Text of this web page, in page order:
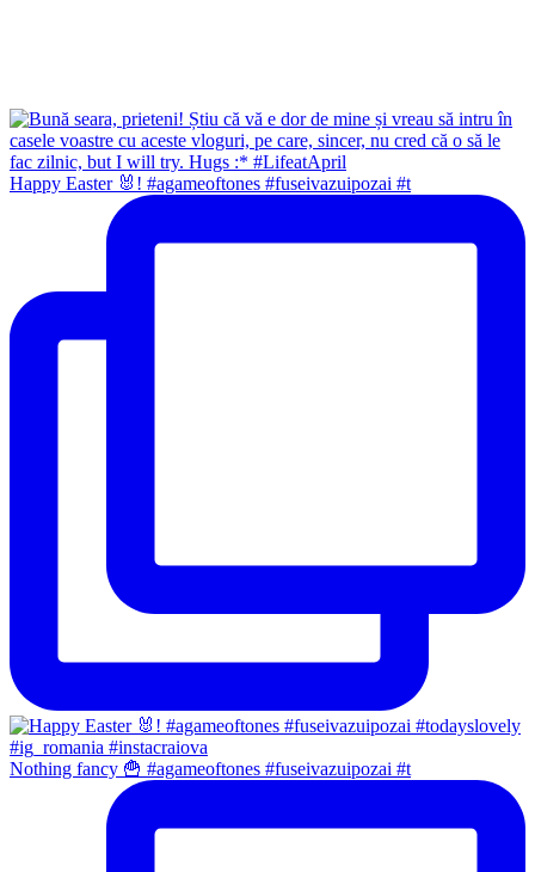
Happy Easter 🐰! #agameoftones #fuseivazuipozai #t
Nothing fancy 🍟 #agameoftones #fuseivazuipozai #t